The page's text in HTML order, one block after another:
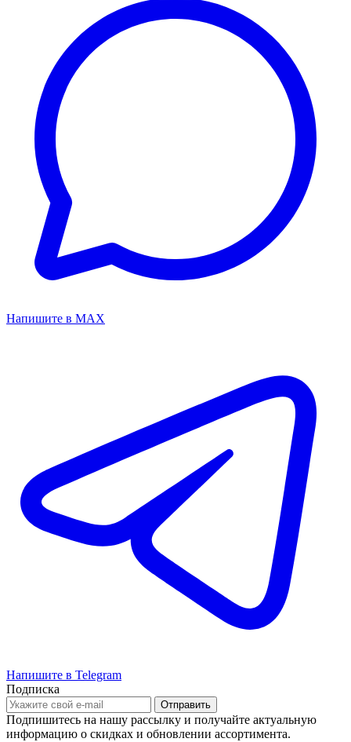
Напишите в MAX
Напишите в Telegram
Подписка
Подпишитесь на нашу рассылку и получайте актуальную
информацию о скидках и обновлении ассортимента.